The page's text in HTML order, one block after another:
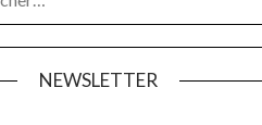
NEWSLETTER